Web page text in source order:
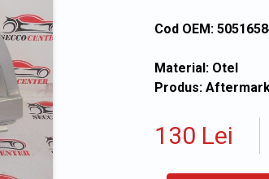
Cod OEM:
Material: Otel
Produs:
130 Lei